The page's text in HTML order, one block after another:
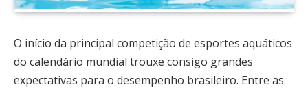
O início da principal competição de esportes aquáticos
do calendário mundial trouxe consigo grandes
expectativas para o desempenho brasileiro. Entre as